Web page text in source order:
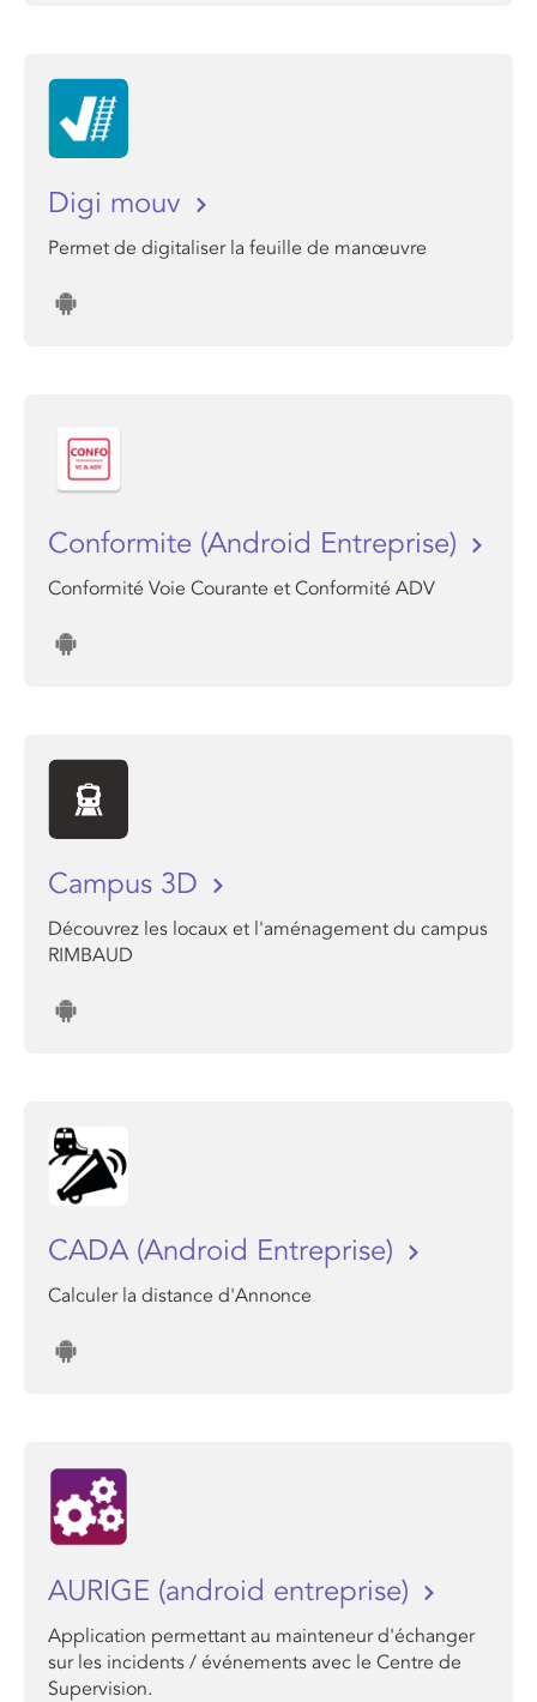
Digi mouv
Permet de digitaliser la feuille de manœuvre
Conformite (Android Entreprise)
Conformité Voie Courante et Conformité ADV
Campus 3D
Découvrez les locaux et l'aménagement du campus
RIMBAUD
CADA (Android Entreprise)
Calculer la distance d'Annonce
AURIGE (android entreprise)
Application permettant au mainteneur d'échanger
sur les incidents / événements avec le Centre de
Supervision.